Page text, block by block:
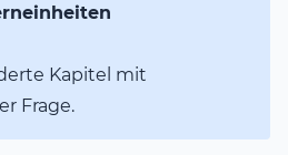
Kapitel mit
Frage.